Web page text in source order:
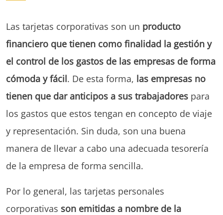
Las tarjetas corporativas son un producto
financiero que tienen como finalidad la gestión y
el control de los gastos de las empresas de forma
cómoda y fácil. De esta forma, las empresas no
tienen que dar anticipos a sus trabajadores para
los gastos que estos tengan en concepto de viaje
y representación. Sin duda, son una buena
manera de llevar a cabo una adecuada tesorería
de la empresa de forma sencilla.
Por lo general, las tarjetas personales
corporativas son emitidas a nombre de la